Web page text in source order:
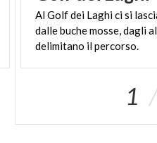
Al Golf dei Laghi ci si
dalle buche mosse, dagli
delimitano il percorso.
1